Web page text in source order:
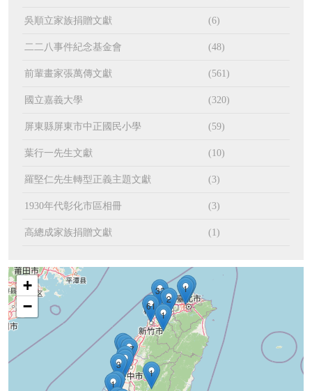
吳順立家族捐贈文獻 (6)
二二八事件紀念基金會 (48)
前輩畫家張萬傳文獻 (561)
國立嘉義大學 (320)
屏東縣屏東市中正國民小學 (59)
葉行一先生文獻 (10)
羅堅仁先生轉型正義主題文獻 (3)
1930年代彰化市區相冊 (3)
高總成家族捐贈文獻 (1)
61
32
17
4
3
2
1
1
1
1
1
1
1
1
1
+
−